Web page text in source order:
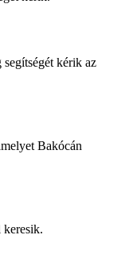
kérik az
Bakócán
keresik.